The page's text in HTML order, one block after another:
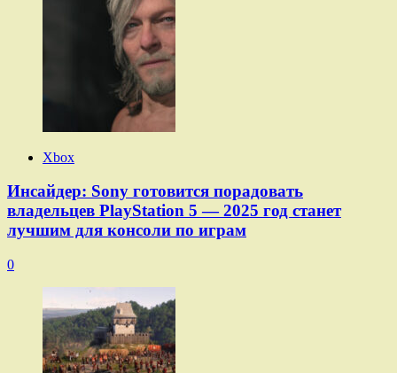
Xbox
Инсайдер: Sony готовится порадовать
владельцев PlayStation 5 — 2025 год станет
лучшим для консоли по играм
0